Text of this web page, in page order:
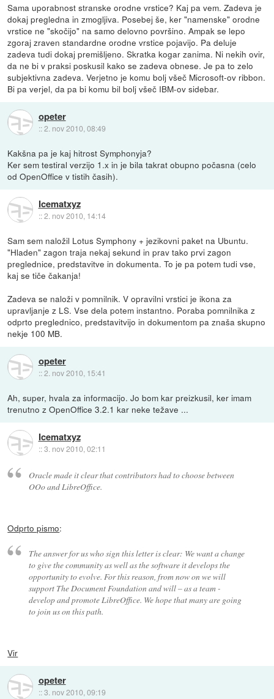
Sama uporabnost stranske orodne vrstice? Kaj pa vem. Zadeva je
dokaj pregledna in zmogljiva. Posebej še, ker "namenske" orodne
vrstice ne "skočijo" na samo delovno površino. Ampak se lepo
zgoraj zraven standardne orodne vrstice pojavijo. Pa deluje
zadeva tudi dokaj premišljeno. Skratka kogar zanima. Ni nekih ovir,
da ne bi v praksi poskusil kako se zadeva obnese. Je pa to zelo
subjektivna zadeva. Verjetno je komu bolj všeč Microsoft-ov ribbon.
Bi pa verjel, da pa bi komu bil bolj všeč IBM-ov sidebar.
opeter
::2. nov 2010, 08:49
Kakšna pa je kaj hitrost Symphonyja?
Ker sem testiral verzijo 1.x in je bila takrat obupno počasna (celo
od OpenOffice v tistih časih).
Icematxyz
::2. nov 2010, 14:14
Sam sem naložil Lotus Symphony + jezikovni paket na Ubuntu.
"Hladen" zagon traja nekaj sekund in prav tako prvi zagon
preglednice, predstavitve in dokumenta. To je pa potem tudi vse,
kaj se tiče čakanja!
Zadeva se naloži v pomnilnik. V opravilni vrstici je ikona za
upravljanje z LS. Vse dela potem instantno. Poraba pomnilnika z
odprto preglednico, predstavitvijo in dokumentom pa znaša skupno
nekje 100 MB.
opeter
::2. nov 2010, 15:41
Ah, super, hvala za informacijo. Jo bom kar preizkusil, ker imam
trenutno z OpenOffice 3.2.1 kar neke težave ...
Icematxyz
::3. nov 2010, 02:11
Oracle made it clear that contributors had to choose between
OOo and LibreOffice.
Odprto pismo:
The answer for us who sign this letter is clear: We want a change
to give the community as well as the software it develops the
opportunity to evolve. For this reason, from now on we will
support The Document Foundation and will – as a team -
develop and promote LibreOffice. We hope that many are going
to join us on this path.
Vir
opeter
::3. nov 2010, 09:19